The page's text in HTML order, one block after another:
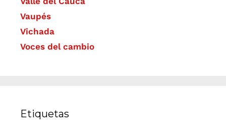
Vaupés
Vichada
Voces del cambio
Etiquetas